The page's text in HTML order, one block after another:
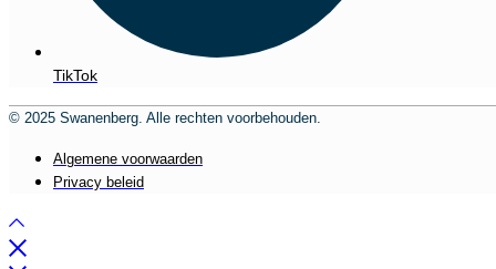
TikTok
© 2025 Swanenberg. Alle rechten voorbehouden.
Algemene voorwaarden
Privacy beleid